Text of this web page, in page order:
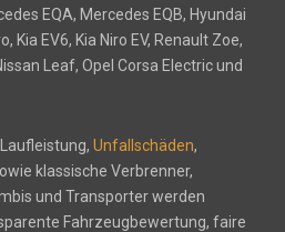
EQA, Mercedes EQB, Hyundai
Kia EV6, Kia Niro EV, Renault Zoe,
Leaf, Opel Corsa Electric und
Unfallschäden,
klassische Verbrenner,
und Transporter werden
Fahrzeugbewertung, faire